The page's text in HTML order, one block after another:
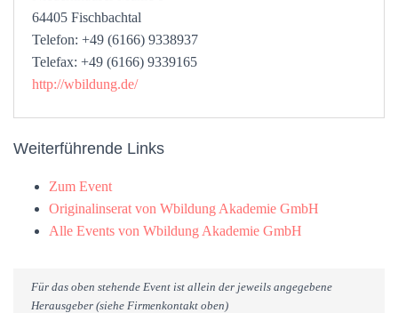
64405 Fischbachtal
Telefon: +49 (6166) 9338937
Telefax: +49 (6166) 9339165
http://wbildung.de/
Weiterführende Links
Zum Event
Originalinserat von Wbildung Akademie GmbH
Alle Events von Wbildung Akademie GmbH
Für das oben stehende Event ist allein der jeweils angegebene
Herausgeber (siehe Firmenkontakt oben)